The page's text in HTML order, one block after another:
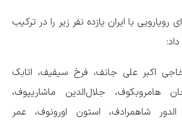
رویارویی با ایران یازده نفر زیر را در ترکیب
اکبر علی جانف، فرخ سیفیف، اتابک
هامروبکوف، جلال‌الدین ماشاریپوف،
الدور شاهمرادف، استون اورونوف، عمر